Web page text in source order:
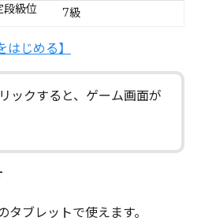
段級位
7級
はじめる】
ックすると、ゲーム画面が
タブレットで使えます。